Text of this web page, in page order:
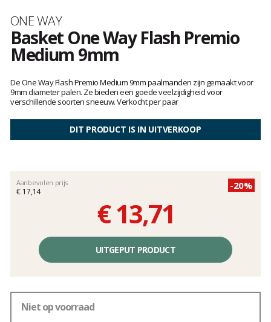
Merk
ONE WAY
Basket One Way Flash Premio
Medium 9mm
oordeel
van
klanten
De One Way Flash Premio Medium 9mm paalmanden zijn gemaakt voor
9mm diameter palen. Ze bieden een goede veelzijdigheid voor
verschillende soorten sneeuw. Verkocht per paar
DIT PRODUCT IS IN UITVERKOOP
Aanbevolen prijs
€ 17,14
-20%
€ 13,71
Éénheidsprijs,
UITGEPUT PRODUCT
Niet op voorraad